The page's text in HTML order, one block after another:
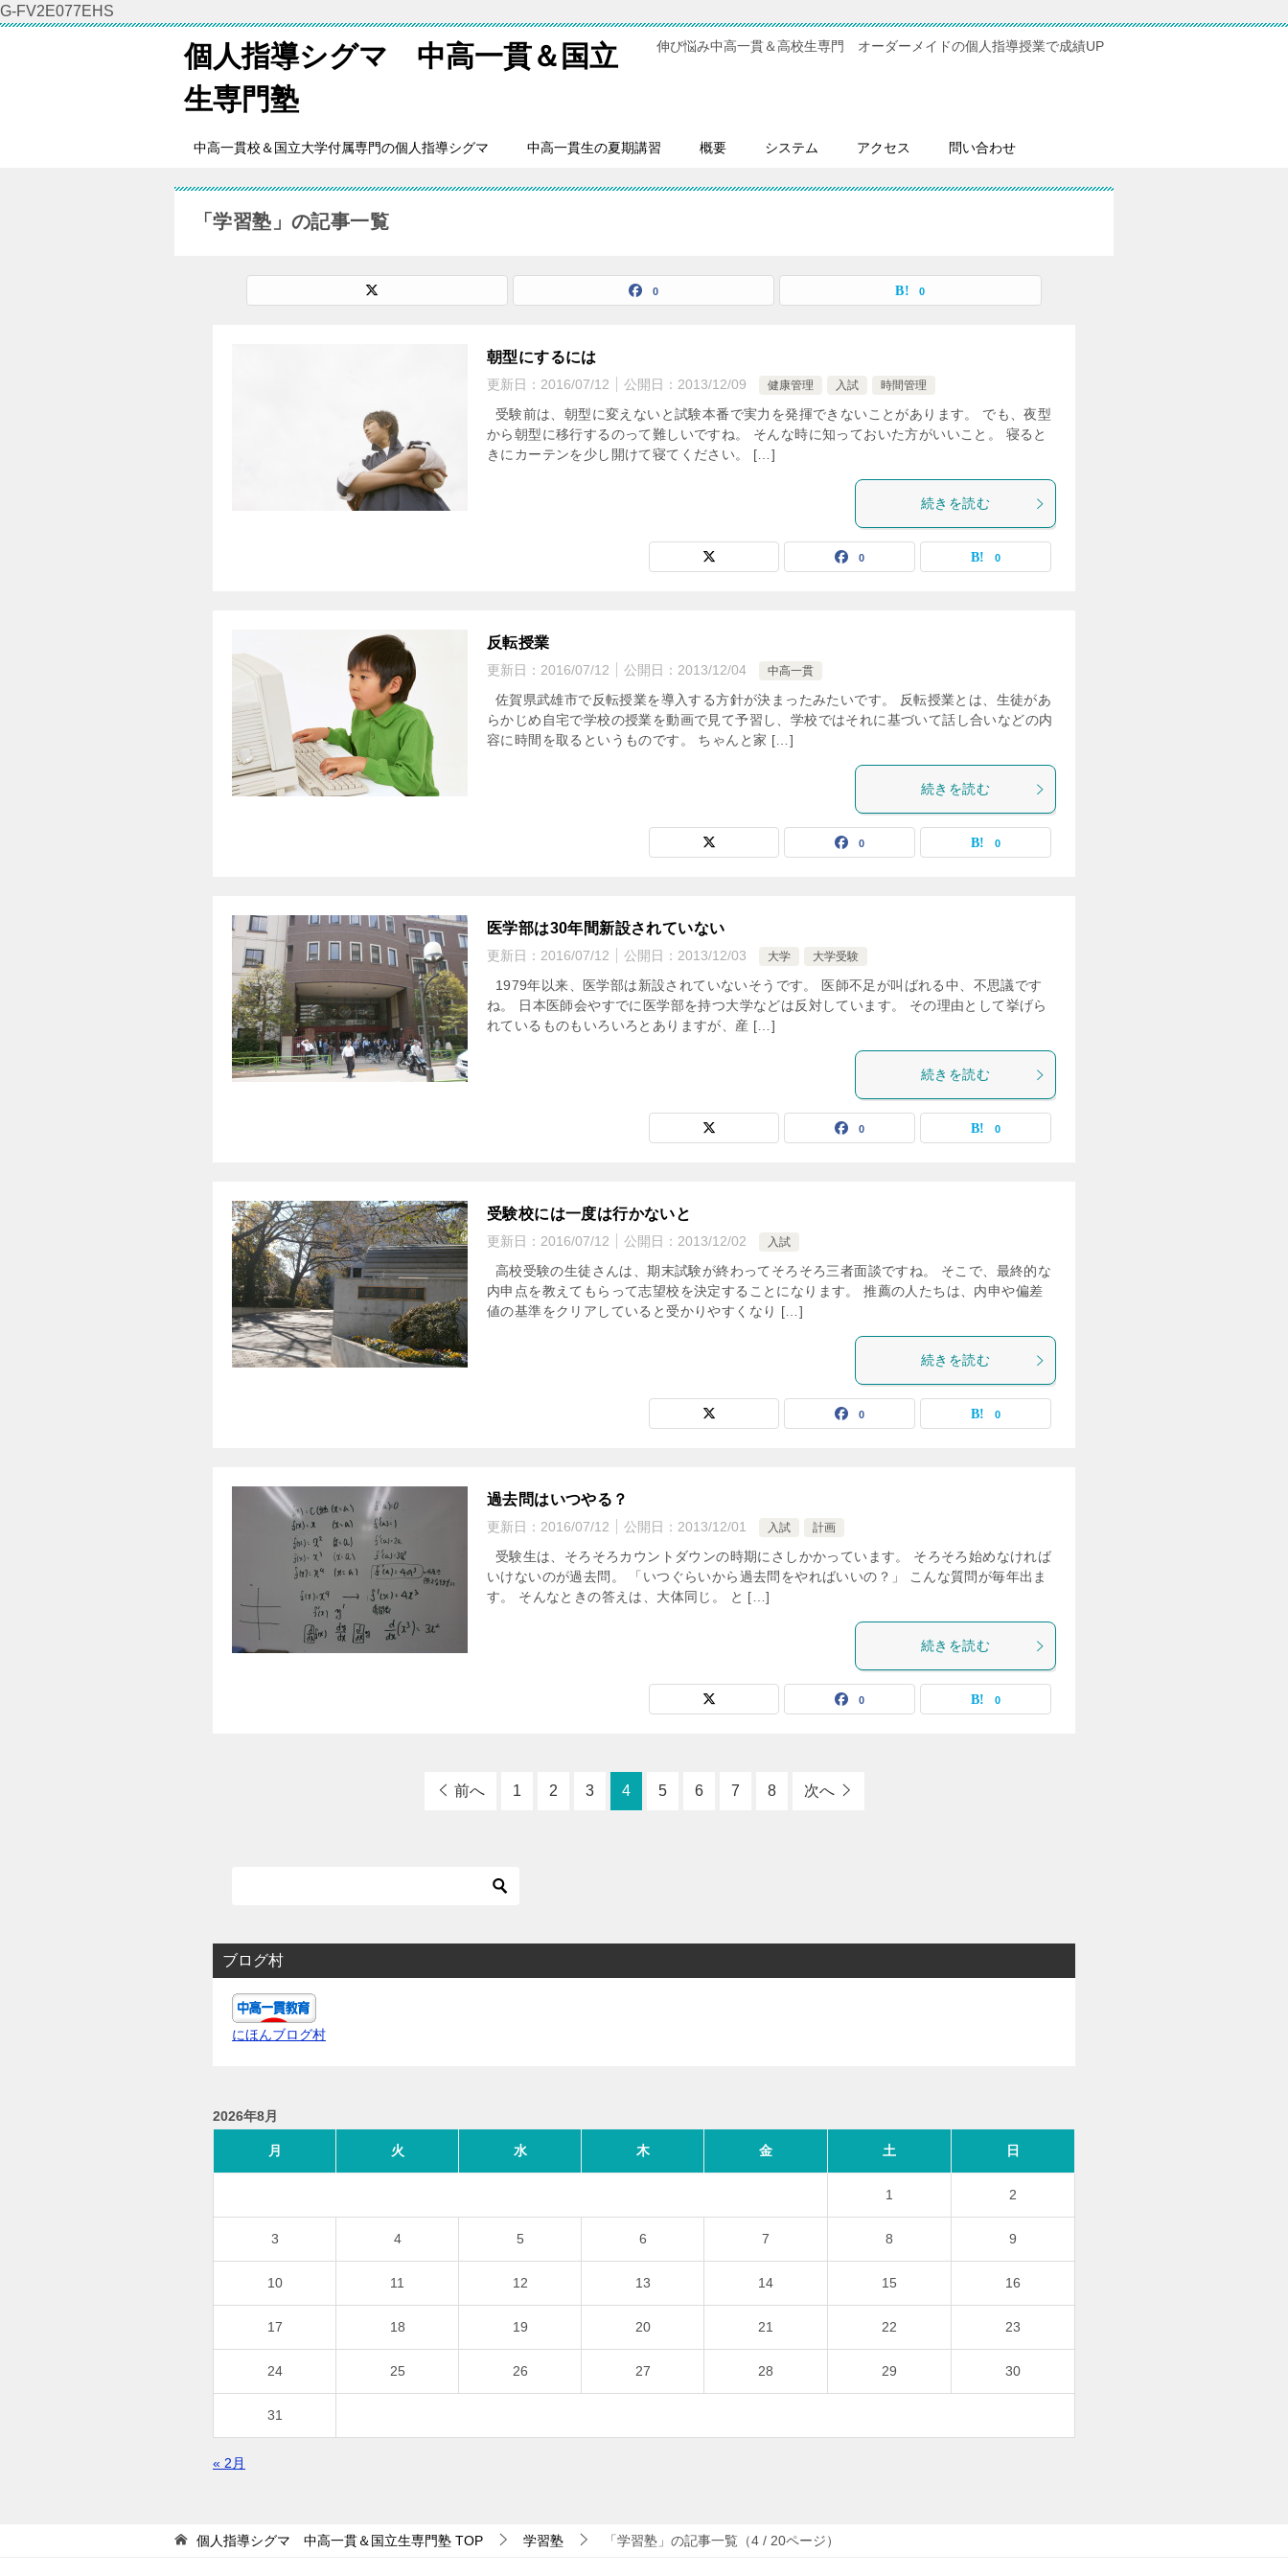
G-FV2E077EHS
個人指導シグマ 中高一貫＆国立
生専門塾
伸び悩み中高一貫＆高校生専門 オーダーメイドの個人指導授業で成績UP
中高一貫校＆国立大学付属専門の個人指導シグマ 中高一貫生の夏期講習 概要 システム アクセス 問い合わせ
「学習塾」の記事一覧
0 0
朝型にするには
更新日： 2016/07/12 公開日： 2013/12/09 健康管理 入試 時間管理
受験前は、朝型に変えないと試験本番で実力を発揮できないことがあります。 でも、夜型
から朝型に移行するのって難しいですね。 そんな時に知っておいた方がいいこと。 寝ると
きにカーテンを少し開けて寝てください。 […]
続きを読む
0 0
反転授業
更新日： 2016/07/12 公開日： 2013/12/04 中高一貫
佐賀県武雄市で反転授業を導入する方針が決まったみたいです。 反転授業とは、生徒があ
らかじめ自宅で学校の授業を動画で見て予習し、学校ではそれに基づいて話し合いなどの内
容に時間を取るというものです。 ちゃんと家 […]
続きを読む
0 0
医学部は30年間新設されていない
更新日： 2016/07/12 公開日： 2013/12/03 大学 大学受験
1979年以来、医学部は新設されていないそうです。 医師不足が叫ばれる中、不思議です
ね。 日本医師会やすでに医学部を持つ大学などは反対しています。 その理由として挙げら
れているものもいろいろとありますが、産 […]
続きを読む
0 0
受験校には一度は行かないと
更新日： 2016/07/12 公開日： 2013/12/02 入試
高校受験の生徒さんは、期末試験が終わってそろそろ三者面談ですね。 そこで、最終的な
内申点を教えてもらって志望校を決定することになります。 推薦の人たちは、内申や偏差
値の基準をクリアしていると受かりやすくなり […]
続きを読む
0 0
過去問はいつやる？
更新日： 2016/07/12 公開日： 2013/12/01 入試 計画
受験生は、そろそろカウントダウンの時期にさしかかっています。 そろそろ始めなければ
いけないのが過去問。 「いつぐらいから過去問をやればいいの？」 こんな質問が毎年出ま
す。 そんなときの答えは、大体同じ。 と […]
続きを読む
0 0
前へ 1 2 3 4 5 6 7 8 次へ
ブログ村
にほんブログ村
2026年8月
月 火 水 木 金 土 日
1 2
3 4 5 6 7 8 9
10 11 12 13 14 15 16
17 18 19 20 21 22 23
24 25 26 27 28 29 30
31
« 2月
個人指導シグマ 中高一貫＆国立生専門塾 TOP 学習塾 「学習塾」の記事一覧（4 / 20ページ）